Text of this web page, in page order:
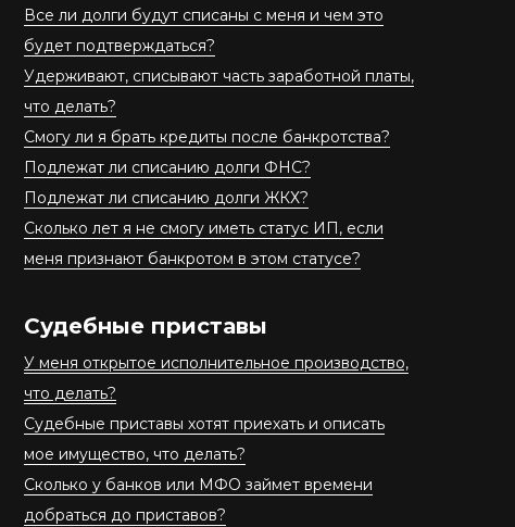
Все ли долги будут списаны с меня и чем это
будет подтверждаться?
Удерживают, списывают часть заработной платы,
что делать?
Смогу ли я брать кредиты после банкротства?
Подлежат ли списанию долги ФНС?
Подлежат ли списанию долги ЖКХ?
Сколько лет я не смогу иметь статус ИП, если
меня признают банкротом в этом статусе?
Судебные приставы
У меня открытое исполнительное производство,
что делать?
Судебные приставы хотят приехать и описать
мое имущество, что делать?
Сколько у банков или МФО займет времени
добраться до приставов?